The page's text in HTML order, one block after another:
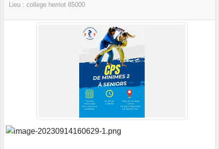
Lieu : college herriot 85000